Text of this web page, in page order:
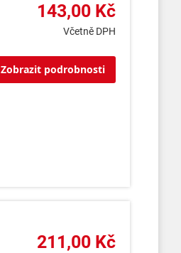
143,00 Kč
Včetně DPH
Zobrazit podrobnosti
211,00 Kč